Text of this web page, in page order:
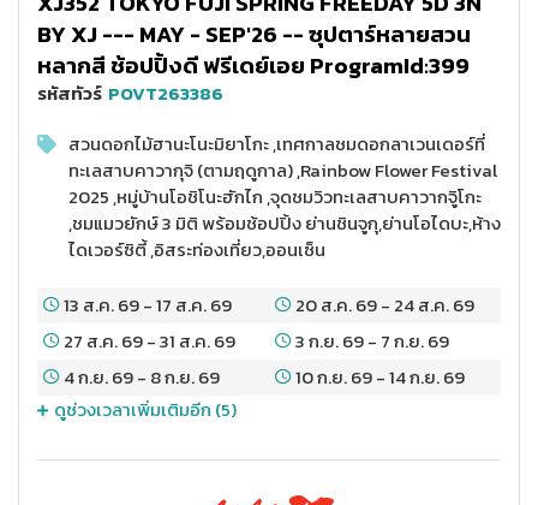
BY XJ --- MAY - SEP'26 -- ซุปตาร์หลายสวน
หลากสี ช้อปปิ้งดี ฟรีเดย์เอย ProgramId:399
รหัสทัวร์ POVT263386
สวนดอกไม้ฮานะโนะมิยาโกะ ,เทศกาลชมดอกลาเวนเดอร์ที่
ทะเลสาบคาวากุจิ (ตามฤดูกาล) ,Rainbow Flower Festival
2025 ,หมู่บ้านโอชิโนะฮักไก ,จุดชมวิวทะเลสาบคาวากจูิโกะ
,ชมแมวยักษ์ 3 มิติ พร้อมช้อปปิ้ง ย่านชินจูกุ,ย่านโอไดบะ,ห้าง
ไดเวอร์ซิตี้ ,อิสระท่องเที่ยว,ออนเซ็น
13 ส.ค. 69-17 ส.ค. 69 20 ส.ค. 69- 24 ส.ค. 69
27 ส.ค. 69-31 ส.ค. 69 3 ก.ย. 69- 7 ก.ย. 69
4 ก.ย. 69- 8 ก.ย. 69 10 ก.ย. 69-14 ก.ย. 69
ดูช่วงเวลาเพิ่มเติมอีก (5)